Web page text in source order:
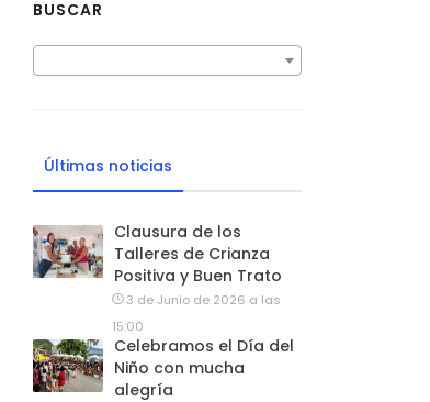
BUSCAR
Últimas noticias
Clausura de los
Talleres de Crianza
Positiva y Buen Trato
3 de Junio de 2026 a las
15:00
Celebramos el Día del
Niño con mucha
alegría